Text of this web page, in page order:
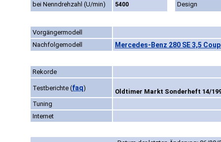
bei Nenndrehzahl (U/min)
5400 Design
Vorgängermodell
Nachfolgemodell
Mercedes-Benz 280 SE 3,5
Rekorde
Testberichte (faq)
Oldtimer Markt Sonderheft 14/
Tuning
Internet